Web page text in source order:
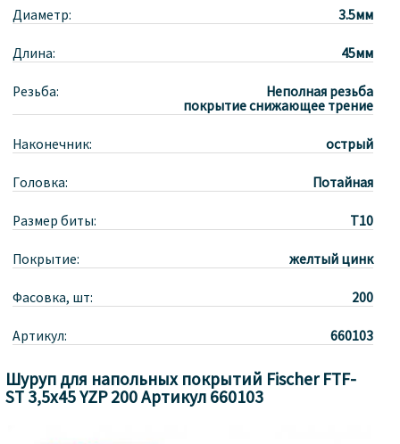
Диаметр: 3.5мм
Длина: 45мм
Резьба:
Неполная резьба
покрытие снижающее трение
Наконечник: острый
Головка: Потайная
Размер биты: T10
Покрытие: желтый цинк
Фасовка, шт: 200
Артикул: 660103
Шуруп для напольных покрытий Fischer FTF-
ST 3,5x45 YZP 200 Артикул 660103